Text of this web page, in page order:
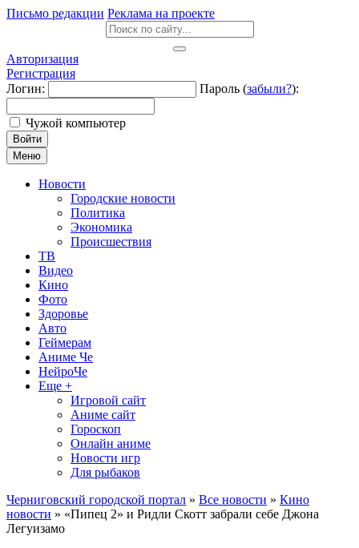
Письмо редакции Реклама на проекте
Авторизация
Регистрация
Логин:
Пароль (забыли?):
Чужой компьютер
Войти
Меню
Новости
Городские новости
Политика
Экономика
Происшествия
ТВ
Видео
Кино
Фото
Здоровье
Авто
Геймерам
Аниме Че
НейроЧе
Еще +
Игровой сайт
Аниме сайт
Гороскоп
Онлайн аниме
Новости игр
Для рыбаков
Черниговский городской портал » Все новости » Кино
новости » «Пипец 2» и Ридли Скотт забрали себе Джона
Легуизамо